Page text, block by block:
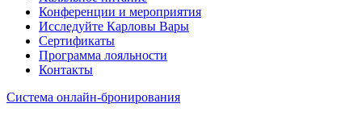
Конференции и мероприятия
Исследуйте Карловы Вары
Сертификаты
Программа лояльности
Контакты
Система онлайн-бронирования